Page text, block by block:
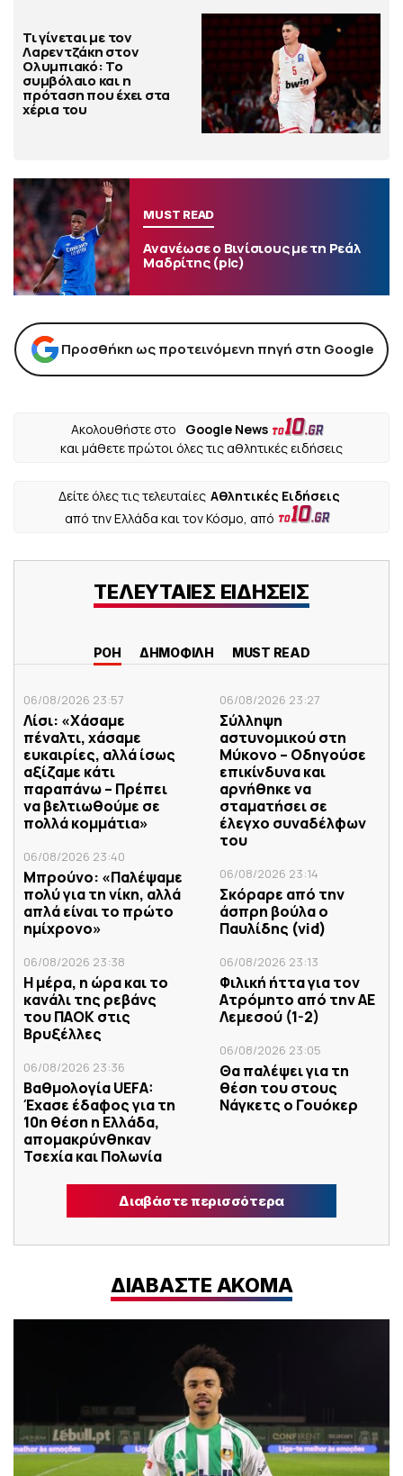
Τι γίνεται με τον
Λαρεντζάκη στον
Ολυμπιακό: Το
συμβόλαιο και η
πρόταση που έχει στα
χέρια του
MUST READ
Ανανέωσε ο Βινίσιους με τη Ρεάλ
Μαδρίτης (pic)
Προσθήκη ως προτεινόμενη πηγή στη Google
Ακολουθήστε στο
Google News
και μάθετε πρώτοι όλες τις αθλητικές ειδήσεις
Δείτε όλες τις τελευταίες Αθλητικές Ειδήσεις
από την Ελλάδα και τον Κόσμο, από
ΤΕΛΕΥΤΑΙΕΣ ΕΙΔΗΣΕΙΣ
ΡΟΗ ΔΗΜΟΦΙΛΗ MUST READ
06/08/2026 23:57
Λίσι: «Χάσαμε
πέναλτι, χάσαμε
ευκαιρίες, αλλά ίσως
αξίζαμε κάτι
παραπάνω – Πρέπει
να βελτιωθούμε σε
πολλά κομμάτια»
06/08/2026 23:40
Μπρούνο: «Παλέψαμε
πολύ για τη νίκη, αλλά
απλά είναι το πρώτο
ημίχρονο»
06/08/2026 23:38
Η μέρα, η ώρα και το
κανάλι της ρεβάνς
του ΠΑΟΚ στις
Βρυξέλλες
06/08/2026 23:36
Βαθμολογία UEFA:
Έχασε έδαφος για τη
10η θέση η Ελλάδα,
απομακρύνθηκαν
Τσεχία και Πολωνία
06/08/2026 23:27
Σύλληψη
αστυνομικού στη
Μύκονο – Οδηγούσε
επικίνδυνα και
αρνήθηκε να
σταματήσει σε
έλεγχο συναδέλφων
του
06/08/2026 23:14
Σκόραρε από την
άσπρη βούλα ο
Παυλίδης (vid)
06/08/2026 23:13
Φιλική ήττα για τον
Ατρόμητο από την ΑΕ
Λεμεσού (1-2)
06/08/2026 23:05
Θα παλέψει για τη
θέση του στους
Νάγκετς ο Γουόκερ
Διαβάστε περισσότερα
ΔΙΑΒΑΣΤΕ ΑΚΟΜΑ